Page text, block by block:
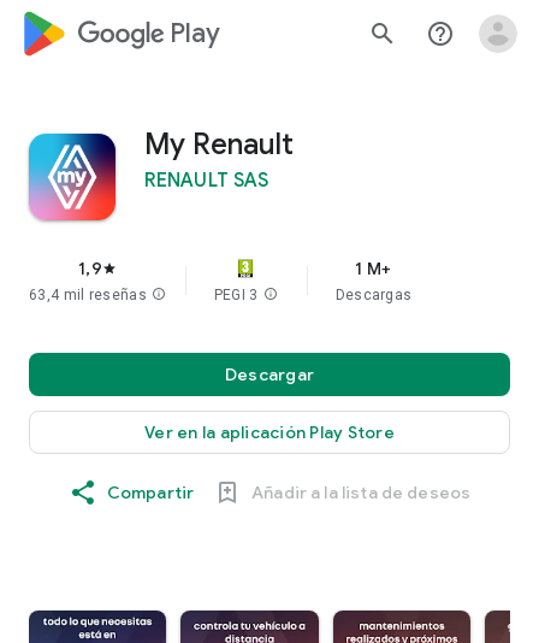
google_logo Play search help_outline
My Renault
RENAULT SAS
1,9star
63,4 mil reseñas info PEGI 3 info
1 M+
Descargas
Descargar
Ver en la aplicación Play Store
Compartir Añadir a la lista de deseos